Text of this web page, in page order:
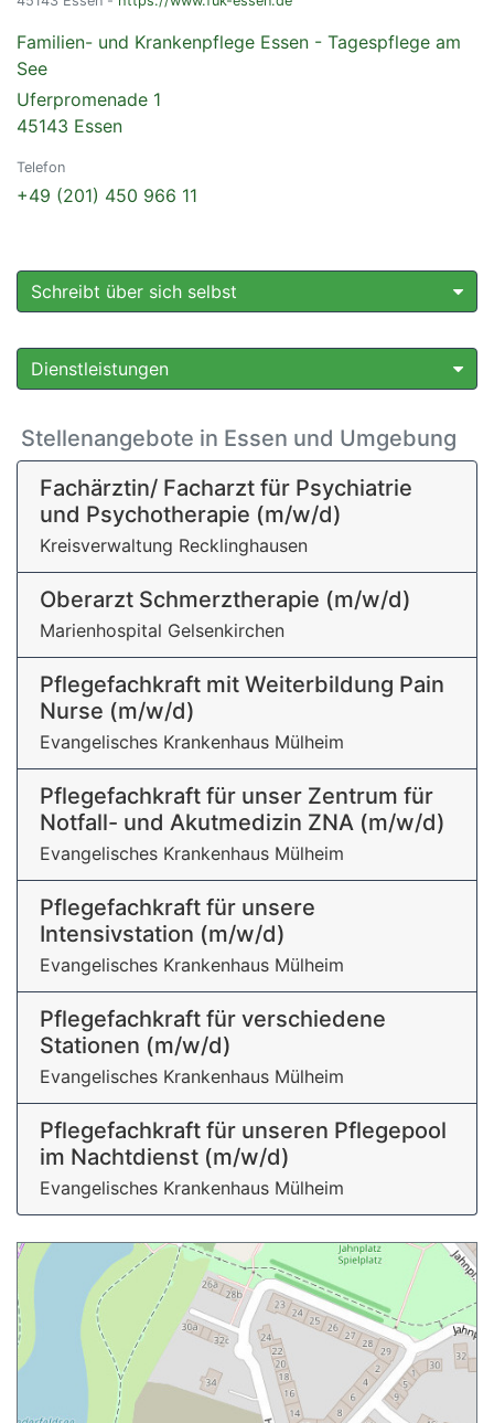
Familien- und Krankenpflege Essen - Tagespflege am
See
Uferpromenade 1
45143 Essen
Telefon
+49 (201) 450 966 11
Schreibt über sich selbst
Dienstleistungen
Stellenangebote in Essen und Umgebung
Fachärztin/ Facharzt für Psychiatrie
und Psychotherapie (m/w/d)
Kreisverwaltung Recklinghausen
Oberarzt Schmerztherapie (m/w/d)
Marienhospital Gelsenkirchen
Pflegefachkraft mit Weiterbildung Pain
Nurse (m/w/d)
Evangelisches Krankenhaus Mülheim
Pflegefachkraft für unser Zentrum für
Notfall- und Akutmedizin ZNA (m/w/d)
Evangelisches Krankenhaus Mülheim
Pflegefachkraft für unsere
Intensivstation (m/w/d)
Evangelisches Krankenhaus Mülheim
Pflegefachkraft für verschiedene
Stationen (m/w/d)
Evangelisches Krankenhaus Mülheim
Pflegefachkraft für unseren Pflegepool
im Nachtdienst (m/w/d)
Evangelisches Krankenhaus Mülheim